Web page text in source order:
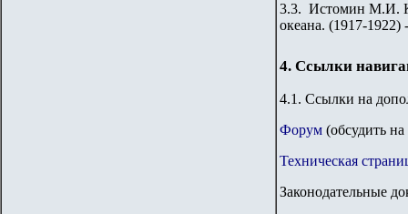
3.3. Истомин М.И.
океана. (1917-1922)
4. Ссылки
4.1. Ссылки на
Форум (обсудить
Техническая
Законодательные